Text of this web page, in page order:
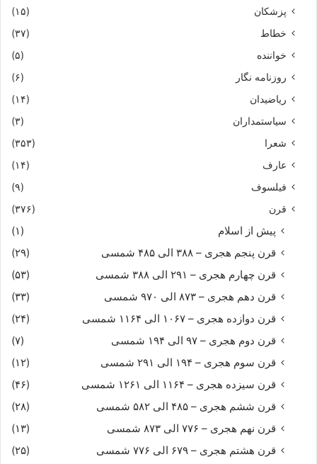
پزشکان
(۱۵)
خطاط
(۳۷)
خواننده
(۵)
روزنامه نگار
(۶)
ریاضیدان
(۱۴)
سیاستمداران
(۳)
شعرا
(۳۵۳)
عارف
(۱۴)
فیلسوف
(۹)
قرن
(۳۷۶)
پیش از اسلام
(۱)
قرن پنجم هجری – ۳۸۸ الی ۴۸۵ شمسی
(۲۹)
قرن چهارم هجری – ۲۹۱ الی ۳۸۸ شمسی
(۵۳)
قرن دهم هجری – ۸۷۳ الی ۹۷۰ شمسی
(۳۳)
قرن دوازده هجری – ۱۰۶۷ الی ۱۱۶۴ شمسی
(۲۴)
قرن دوم هجری – ۹۷ الی ۱۹۴ شمسی
(۷)
قرن سوم هجری – ۱۹۴ الی ۲۹۱ شمسی
(۱۲)
قرن سیزده هجری – ۱۱۶۴ الی ۱۲۶۱ شمسی
(۴۶)
قرن ششم هجری – ۴۸۵ الی ۵۸۲ شمسی
(۲۸)
قرن نهم هجری – ۷۷۶ الی ۸۷۳ شمسی
(۱۳)
قرن هشتم هجری – ۶۷۹ الی ۷۷۶ شمسی
(۲۵)